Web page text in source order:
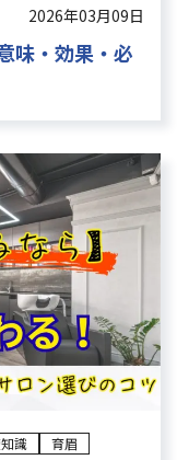
2026年03月09日
味・効果・必
識 育眉